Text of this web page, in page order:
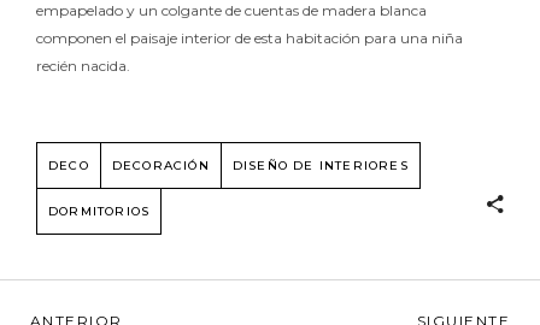
empapelado y un colgante de cuentas de madera blanca
componen el paisaje interior de esta habitación para una niña
recién nacida.
DECO DECORACIÓN DISEÑO DE INTERIORES
DORMITORIOS
ANTERIOR SIGUIENTE